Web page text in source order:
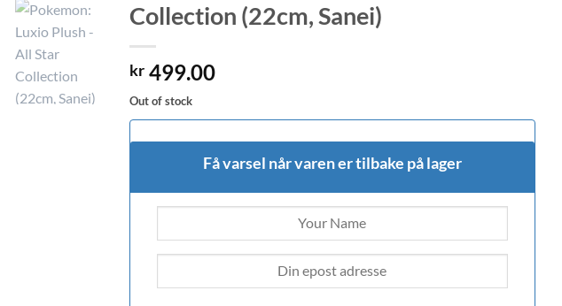
Legg til i
ønskeliste
Collection (22cm, Sanei)
kr499.00
Out of stock
Få varsel når varen er tilbake på lager